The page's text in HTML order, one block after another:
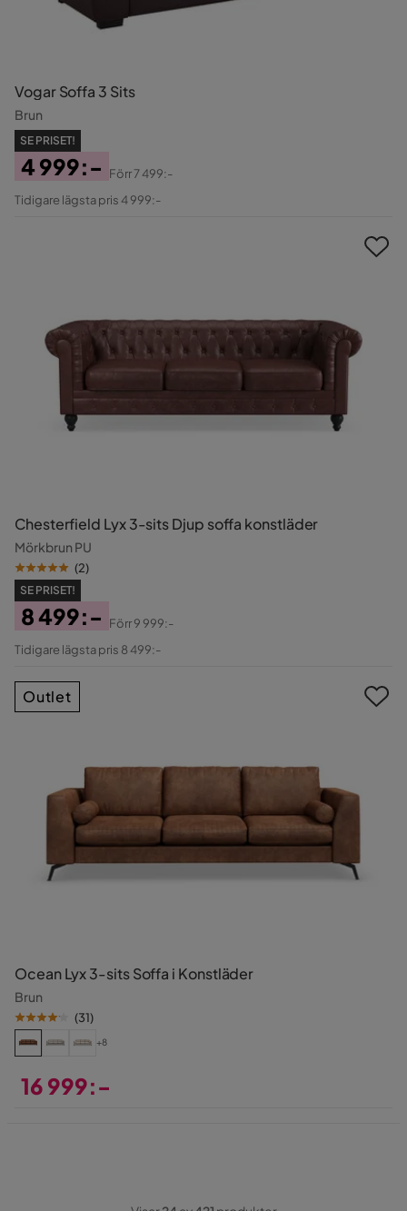
Vogar Soffa 3 Sits
Brun
SE PRISET!
Pris
4 999:-
Original
Förr7 499:-
Tidigare lägsta pris 4 999:-
Chesterfield Lyx 3-sits Djup soffa konstläder
Mörkbrun PU
(2)
SE PRISET!
Pris
8 499:-
Original
Förr9 999:-
Tidigare lägsta pris 8 499:-
Ocean Lyx 3-sits Soffa i Konstläder
Brun
(31)
+8
16 999:-
Outlet